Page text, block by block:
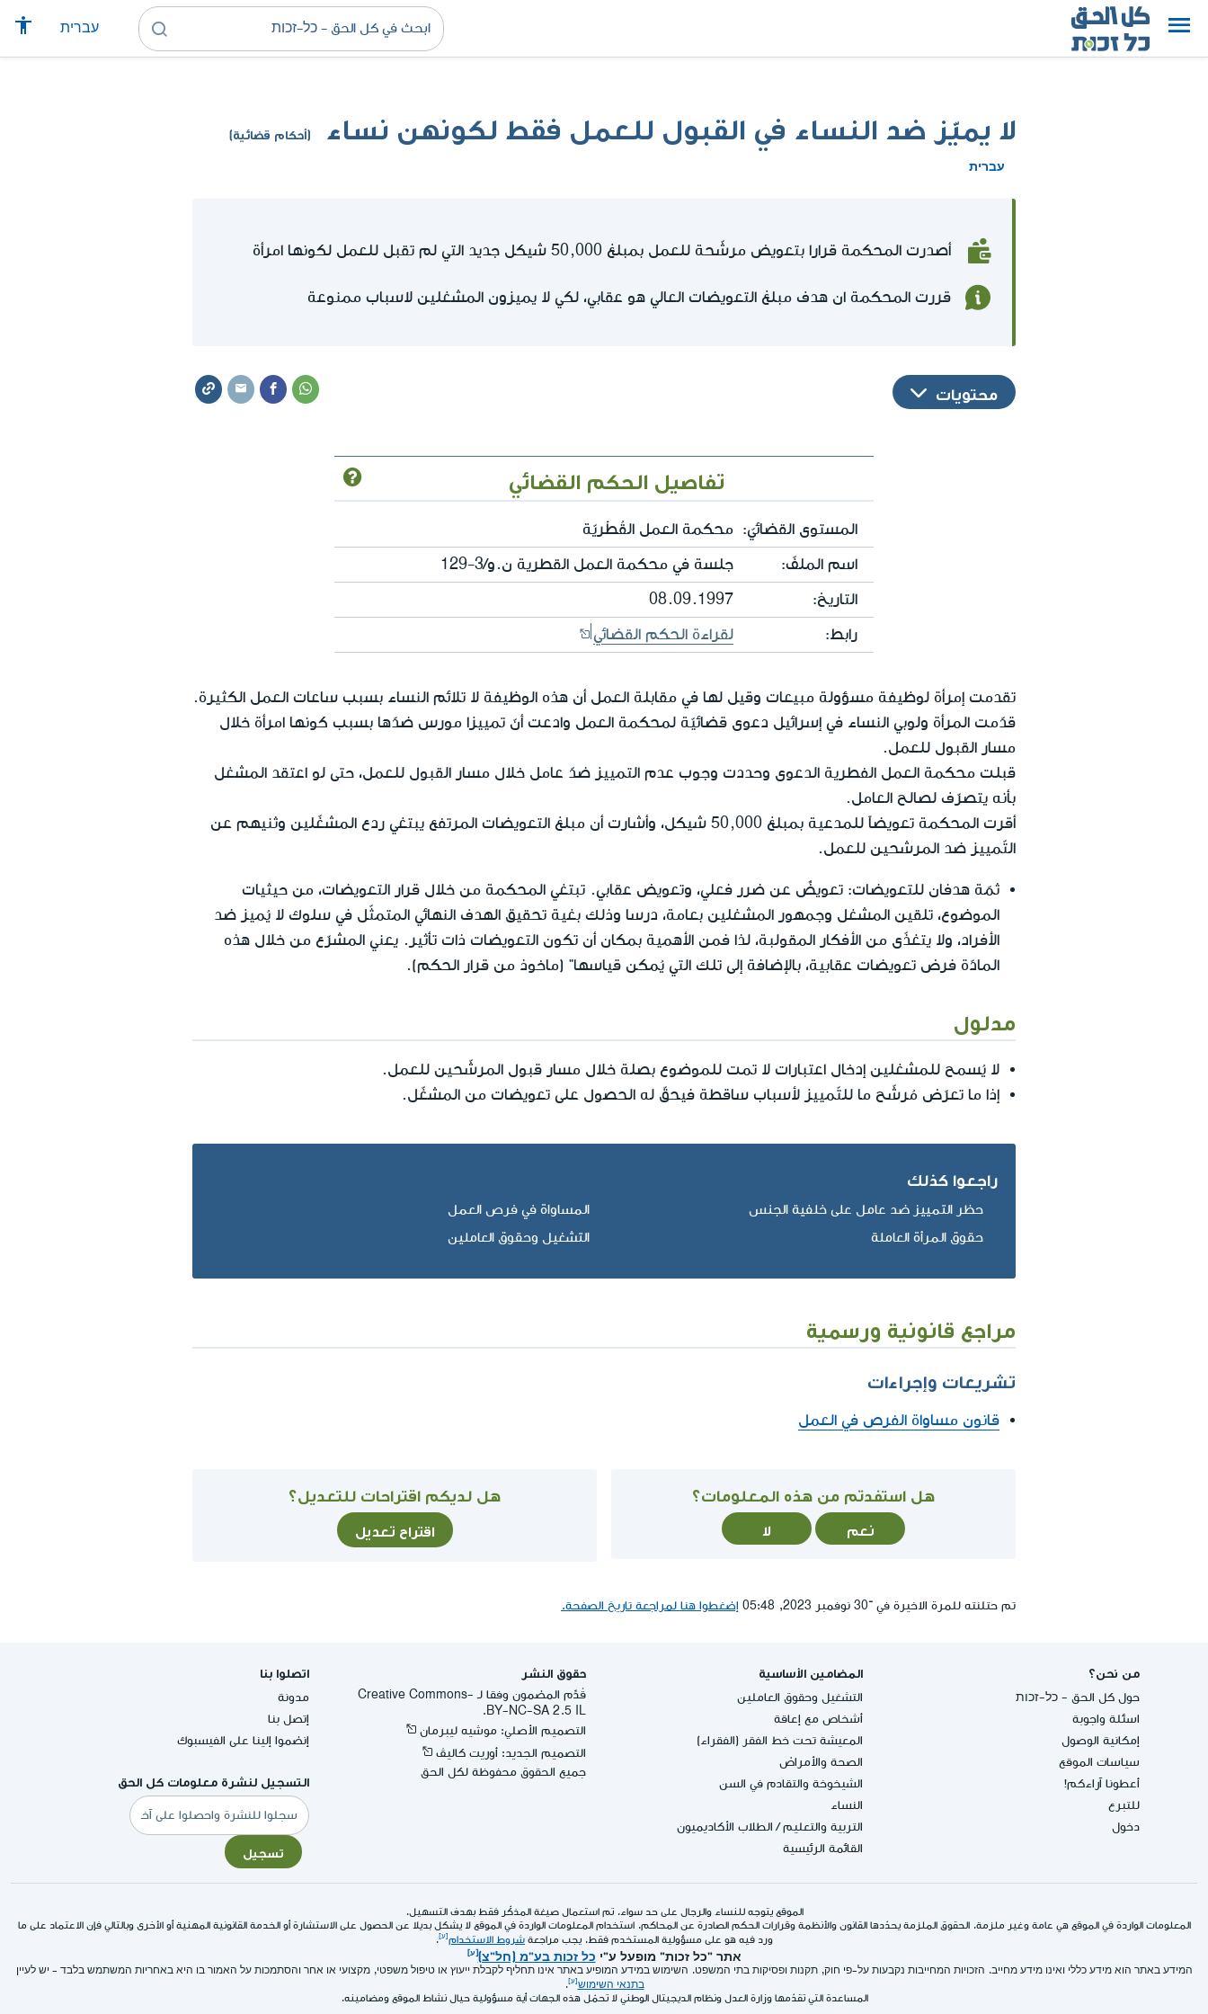
עברית
لا يميّز ضد النساء في القبول للعمل فقط لكونهن نساء (أحكام قضائية)
עברית
أصدرت المحكمة قرارا بتعويض مرشّحة للعمل بمبلغ 50,000 شيكل جديد التي لم تقبل للعمل لكونها امرأة
قررت المحكمة ان هدف مبلغ التعويضات العالي هو عقابي، لكي لا يميزون المشغلين لاسباب ممنوعة
محتويات
تفاصيل الحكم القضائي
المستوى القضائيّ: محكمة العمل القُطْريّة
اسم الملفّ: جلسة في محكمة العمل القطرية ن.و/3-129
التاريخ: 08.09.1997
رابط: لقراءة الحكم القضائي
تقدمت إمرأة لوظيفة مسؤولة مبيعات وقيل لها في مقابلة العمل أن هذه الوظيفة لا تلائم النساء بسبب ساعات العمل الكثيرة.
قدّمت المرأة ولوبي النساء في إسرائيل دعوى قضائيّة لمحكمة العمل وادعت أنّ تمييزا مورس ضدّها بسبب كونها امرأة خلال
مسار القبول للعمل.
قبلت محكمة العمل الفطرية الدعوى وحددت وجوب عدم التمييز ضدّ عامل خلال مسار القبول للعمل، حتى لو اعتقد المشغل
بأنه يتصرّف لصالح العامل.
أقرت المحكمة تعويضاً للمدعية بمبلغ 50,000 شيكل، وأشارت أن مبلغ التعويضات المرتفع يبتغي ردع المشغّلين وثنيهم عن
التّمييز ضد المرشحين للعمل.
ثمّة هدفان للتعويضات: تعويضٌ عن ضرر فعلي، وتعويض عقابي. تبتغي المحكمة من خلال قرار التعويضات، من حيثيات
الموضوع، تلقين المشغل وجمهور المشغلين بعامة، درسا وذلك بغية تحقيق الهدف النهائي المتمثّل في سلوك لا يُميز ضد
الأفراد، ولا يتغذّى من الأفكار المقولبة، لذا فمن الأهمية بمكان أن تكون التعويضات ذات تأثير. يعني المشرّع من خلال هذه
المادّة فرض تعويضات عقابية، بالإضافة إلى تلك التي يُمكن قياسها" (ماخوذ من قرار الحكم).
مدلول
لا يُسمح للمشغلين إدخال اعتبارات لا تمت للموضوع بصلة خلال مسار قبول المرشّحين للعمل.
إذا ما تعرّض مُرشّح ما للتّمييز لأسباب ساقطة فيحقّ له الحصول على تعويضات من المشغّل.
راجعوا كذلك
حظر التمييز ضد عامل على خلفية الجنس
المساواة في فرص العمل
حقوق المرأة العاملة
التشغيل وحقوق العاملين
مراجع قانونية ورسمية
تشريعات وإجراءات
قانون مساواة الفرص في العمل
هل استفدتم من هذه المعلومات؟
نعم لا
هل لديكم اقتراحات للتعديل؟
اقتراح تعديل
تم حتلنته للمرة الاخيرة في ־30 نوفمبر 2023, 05:48 إضغطوا هنا لمراجعة تاريخ الصفحة.
من نحن؟
حول كل الحق - כל-זכות
اسئلة واجوبة
إمكانية الوصول
سياسات الموقع
أعطونا آراءكم!
للتبرع
دخول
المضامين الأساسية
التشغيل وحقوق العاملين
أشخاص مع إعاقة
المعيشة تحت خط الفقر (الفقراء)
الصحة والأمراض
الشيخوخة والتقادم في السن
النساء
التربية والتعليم/ الطلاب الأكاديميون
القائمة الرئيسية
حقوق النشر
قُدِّم المضمون وفقا لـ -Creative Commons
BY-NC-SA 2.5 IL.
التصميم الأصلي: موشيه ليبرمان
التصميم الجديد: أوريت كاليڤ
جميع الحقوق محفوظة لكل الحق
اتصلوا بنا
مدونة
إتصل بنا
إنضموا إلينا على الفيسبوك
التسجيل لنشرة معلومات كل الحق
البريد
الإلكتروني
تسجيل
الموقع يتوجه للنساء والرجال على حد سواء. تم استعمال صيغة المذكّر فقط بهدف التسهيل.
المعلومات الواردة في الموقع هي عامة وغير ملزمة. الحقوق الملزمة يحدّدها القانون والأنظمة وقرارات الحكم الصادرة عن المحاكم. استخدام المعلومات الواردة في الموقع لا يشكل بديلا عن الحصول على الاستشارة أو الخدمة القانونية المهنية أو الأخرى وبالتالي فإن الاعتماد على ما
ورد فيه هو على مسؤولية المستخدم فقط. يجب مراجعة شروط الاستخدام .
אתר "כל זכות" מופעל ע"י כל זכות בע"מ (חל"צ)
המידע באתר הוא מידע כללי ואינו מידע מחייב. הזכויות המחייבות נקבעות על-פי חוק, תקנות ופסיקות בתי המשפט. השימוש במידע המופיע באתר אינו תחליף לקבלת ייעוץ או טיפול משפטי, מקצועי או אחר והסתמכות על האמור בו היא באחריות המשתמש בלבד - יש לעיין
בתנאי השימוש
.
المساعدة التي تقدّمها وزارة العدل ونظام الديجيتال الوطني لا تحمّل هذه الجهات أية مسؤولية حيال نشاط الموقع ومضامينه.